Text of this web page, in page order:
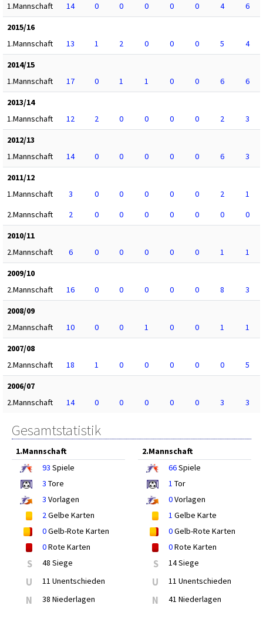
1.Mannschaft
14 0 0 0 0 0 4
6
2015/16
1.Mannschaft
13 1 2 0 0 0 5
4
2014/15
1.Mannschaft
17 0 1 1 0 0 6
6
2013/14
1.Mannschaft
12 2 0 0 0 0 2
3
2012/13
1.Mannschaft
14 0 0 0 0 0 6
3
2011/12
1.Mannschaft
3 0 0 0 0 0 2
1
2.Mannschaft
2 0 0 0 0 0 0
0
2010/11
2.Mannschaft
6 0 0 0 0 0 1
1
2009/10
2.Mannschaft
16 0 0 0 0 0 8
3
2008/09
2.Mannschaft
10 0 0 1 0 0 1
1
2007/08
2.Mannschaft
18 1 0 0 0 0 0
5
2006/07
2.Mannschaft
14 0 0 0 0 0 3 3
Gesamtstatistik
1.Mannschaft
93 Spiele
3 Tore
3 Vorlagen
2Gelbe Karten
0Gelb-Rote Karten
0Rote Karten
S 48 Siege
U 11 Unentschieden
N 38 Niederlagen
2.Mannschaft
66Spiele
1 Tor
0Vorlagen
1 Gelbe Karte
0Gelb-Rote Karten
0Rote Karten
S 14 Siege
U 11 Unentschieden
N 41 Niederlagen